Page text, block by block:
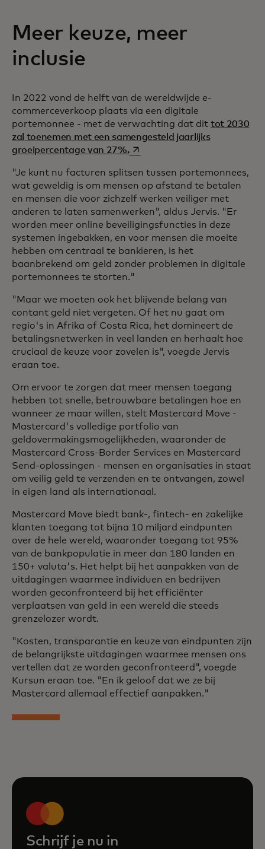
Meer keuze, meer
inclusie
In 2022 vond de helft van de wereldwijde e-
commerceverkoop plaats via een digitale
portemonnee - met de verwachting dat dit tot 2030
zal toenemen met een samengesteld jaarlijks
groeipercentage van 27%.opens in a new tab
"Je kunt nu facturen splitsen tussen portemonnees,
wat geweldig is om mensen op afstand te betalen
en mensen die voor zichzelf werken veiliger met
anderen te laten samenwerken", aldus Jervis. "Er
worden meer online beveiligingsfuncties in deze
systemen ingebakken, en voor mensen die moeite
hebben om centraal te bankieren, is het
baanbrekend om geld zonder problemen in digitale
portemonnees te storten."
"Maar we moeten ook het blijvende belang van
contant geld niet vergeten. Of het nu gaat om
regio's in Afrika of Costa Rica, het domineert de
betalingsnetwerken in veel landen en herhaalt hoe
cruciaal de keuze voor zovelen is", voegde Jervis
eraan toe.
Om ervoor te zorgen dat meer mensen toegang
hebben tot snelle, betrouwbare betalingen hoe en
wanneer ze maar willen, stelt Mastercard Move -
Mastercard's volledige portfolio van
geldovermakingsmogelijkheden, waaronder de
Mastercard Cross-Border Services en Mastercard
Send-oplossingen - mensen en organisaties in staat
om veilig geld te verzenden en te ontvangen, zowel
in eigen land als internationaal.
Mastercard Move biedt bank-, fintech- en zakelijke
klanten toegang tot bijna 10 miljard eindpunten
over de hele wereld, waaronder toegang tot 95%
van de bankpopulatie in meer dan 180 landen en
150+ valuta's. Het helpt bij het aanpakken van de
uitdagingen waarmee individuen en bedrijven
worden geconfronteerd bij het efficiënter
verplaatsen van geld in een wereld die steeds
grenzelozer wordt.
"Kosten, transparantie en keuze van eindpunten zijn
de belangrijkste uitdagingen waarmee mensen ons
vertellen dat ze worden geconfronteerd", voegde
Kursun eraan toe. "En ik geloof dat we ze bij
Mastercard allemaal effectief aanpakken."
Schrijf je nu in